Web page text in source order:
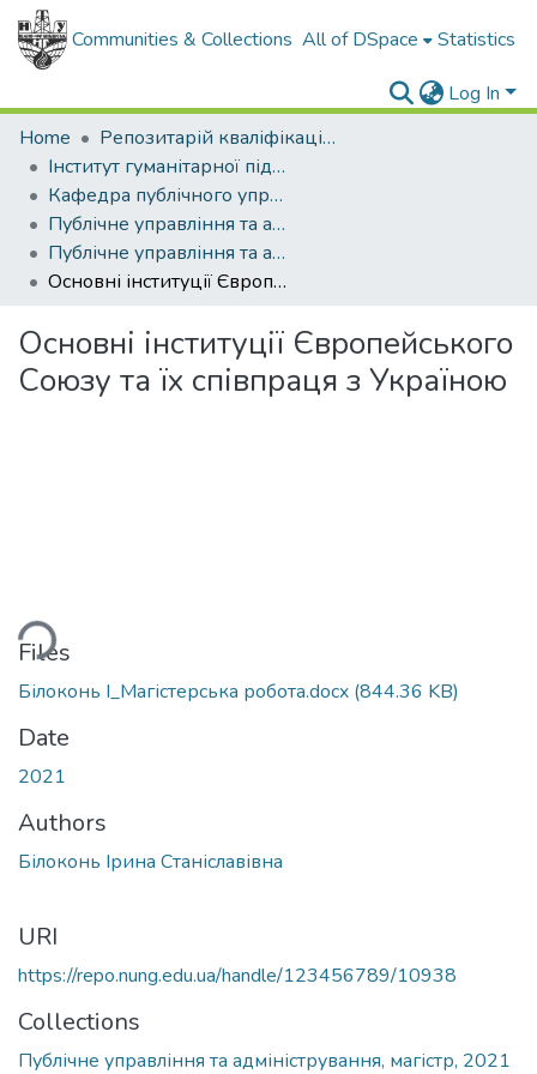
Communities & Collections All of DSpace Statistics
Log In
Home
Репозитарій кваліфікаційних робіт здобувачів вищої освіти
Інститут гуманітарної підготовки та державного управління
Кафедра публічного управління та адміністрування
Публічне управління та адміністрування (рівень магістр)
Публічне управління та адміністрування, магістр, 2021
Основні інституції Європейського Союзу та їх співпраця з Україною
Основні інституції Європейського
Союзу та їх співпраця з Україною
Files
Білоконь І_Магістерська робота.docx (844.36 KB)
Date
2021
Authors
Білоконь Ірина Станіславівна
URI
https://repo.nung.edu.ua/handle/123456789/10938
Collections
Публічне управління та адміністрування, магістр, 2021